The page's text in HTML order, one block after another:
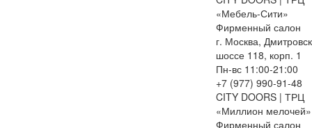
«Мебель-Сити»
Фирменный салон
г. Москва,
шоссе 118, корп. 1
Пн-вс 11:00-21:00
+7 (977) 990-91-48
CITY DOORS | ТРЦ
«Миллион мелочей»
Фирменный салон